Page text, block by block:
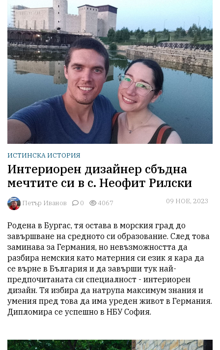
ИСТИНСКА ИСТОРИЯ
Интериорен дизайнер сбъдна
мечтите си в с. Неофит Рилски
Петър Иванов 0 4067 09 НОЕ, 2023
Родена в Бургас, тя остава в морския град до
завършване на средното си образование. След това
заминава за Германия, но невъзможността да
разбира немския като матерния си език я кара да
се върне в България и да завърши тук най-
предпочитаната си специалност - интериорен
дизайн. Тя избира да натрупа максимум знания и
умения пред това да има уреден живот в Германия.
Дипломира се успешно в НБУ София.